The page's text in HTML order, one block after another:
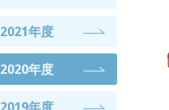
2021年度
2020年度